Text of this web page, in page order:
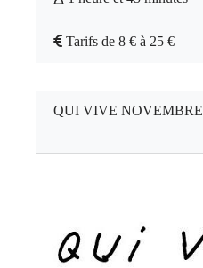
Tarifs de 8 € à 25 €
QUI VIVE NOVEMBRE